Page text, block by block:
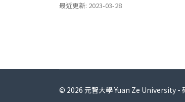
最近更新: 2023-03-28
© 2026 元智大學 Yuan Ze University -